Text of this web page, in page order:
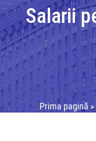
Prima pagină »
Salarii